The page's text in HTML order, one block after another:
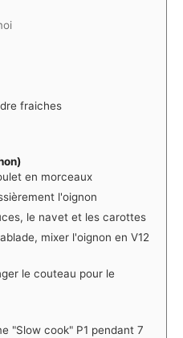
fraiches
en morceaux
l'oignon
le navet et les carottes
mixer l'oignon en V12
le couteau pour le
"Slow cook" P1 pendant 7